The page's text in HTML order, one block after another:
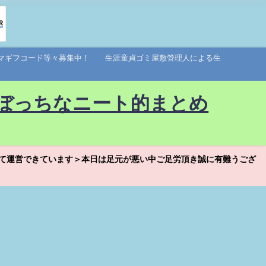
ギフコード等々募集中！ 生涯童貞ゴミ屋敷管理人による生
ちなニート的まとめ
営できています＞本日は足元が悪い中ご足労頂き誠に有難うござ